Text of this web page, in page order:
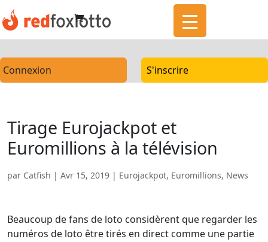
Connexion S'inscrire
Tirage Eurojackpot et
Euromillions à la télévision
par Catfish | Avr 15, 2019 | Eurojackpot, Euromillions, News
Beaucoup de fans de loto considèrent que regarder les
numéros de loto être tirés en direct comme une partie